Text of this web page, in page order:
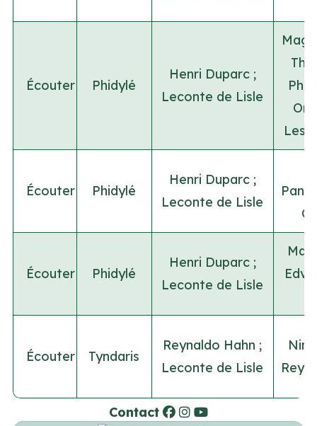
Écouter Phidylé
Henri Duparc ;
Leconte de Lisle
Écouter Phidylé
Henri Duparc ;
Leconte de Lisle
Écouter Phidylé
Henri Duparc ;
Leconte de Lisle
Écouter Tyndaris
Reynaldo Hahn ;
Leconte de Lisle
Contact